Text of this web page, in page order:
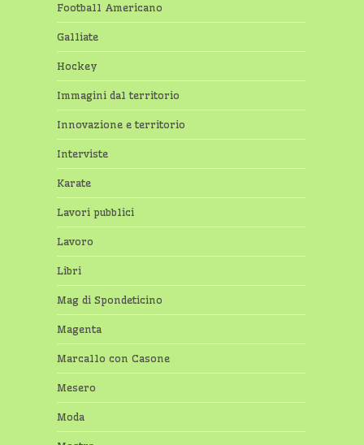
Football Americano
Galliate
Hockey
Immagini dal territorio
Innovazione e territorio
Interviste
Karate
Lavori pubblici
Lavoro
Libri
Mag di Spondeticino
Magenta
Marcallo con Casone
Mesero
Moda